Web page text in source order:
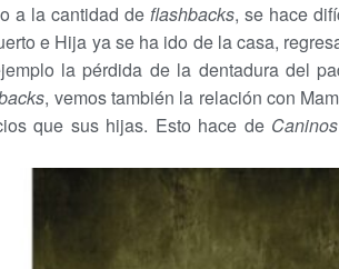
a la cantidad de flashbacks, se hace
e Hija ya se ha ido de la casa,
la pérdida de la dentadura del
, vemos también la relación con
que sus hijas. Esto hace de Caninos